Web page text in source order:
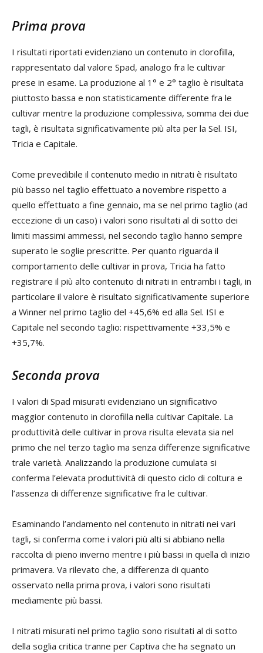
Prima prova
I risultati riportati evidenziano un contenuto in clorofilla,
rappresentato dal valore Spad, analogo fra le cultivar
prese in esame. La produzione al 1° e 2° taglio è risultata
piuttosto bassa e non statisticamente differente fra le
cultivar mentre la produzione complessiva, somma dei due
tagli, è risultata significativamente più alta per la Sel. ISI,
Tricia e Capitale.
Come prevedibile il contenuto medio in nitrati è risultato
più basso nel taglio effettuato a novembre rispetto a
quello effettuato a fine gennaio, ma se nel primo taglio (ad
eccezione di un caso) i valori sono risultati al di sotto dei
limiti massimi ammessi, nel secondo taglio hanno sempre
superato le soglie prescritte. Per quanto riguarda il
comportamento delle cultivar in prova, Tricia ha fatto
registrare il più alto contenuto di nitrati in entrambi i tagli, in
particolare il valore è risultato significativamente superiore
a Winner nel primo taglio del +45,6% ed alla Sel. ISI e
Capitale nel secondo taglio: rispettivamente +33,5% e
+35,7%.
Seconda prova
I valori di Spad misurati evidenziano un significativo
maggior contenuto in clorofilla nella cultivar Capitale. La
produttività delle cultivar in prova risulta elevata sia nel
primo che nel terzo taglio ma senza differenze significative
trale varietà. Analizzando la produzione cumulata si
conferma l’elevata produttività di questo ciclo di coltura e
l’assenza di differenze significative fra le cultivar.
Esaminando l’andamento nel contenuto in nitrati nei vari
tagli, si conferma come i valori più alti si abbiano nella
raccolta di pieno inverno mentre i più bassi in quella di inizio
primavera. Va rilevato che, a differenza di quanto
osservato nella prima prova, i valori sono risultati
mediamente più bassi.
I nitrati misurati nel primo taglio sono risultati al di sotto
della soglia critica tranne per Captiva che ha segnato un